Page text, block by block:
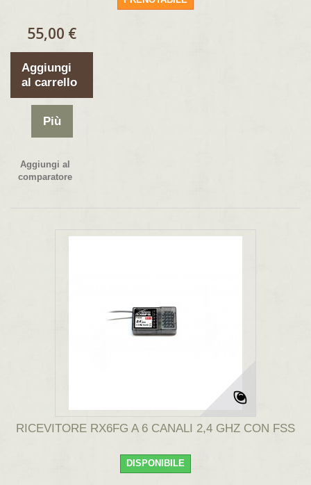
55,00 €
Aggiungi
al carrello
Più
Aggiungi al
comparatore
RICEVITORE RX6FG A 6 CANALI 2,4 GHZ CON FSS
DISPONIBILE